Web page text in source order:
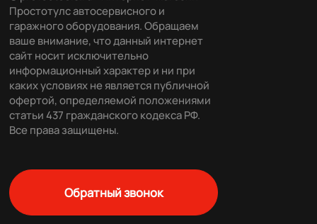
Простотулс автосервисного и
гаражного оборудования. Обращаем
ваше внимание, что данный интернет
сайт носит исключительно
информационный характер и ни при
каких условиях не является публичной
офертой, определяемой положениями
статьи 437 гражданского кодекса РФ.
Все права защищены.
Обратный звонок